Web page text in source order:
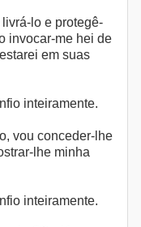
lo e protegê-
invocar-me hei de
em suas
inteiramente.
vou conceder-lhe
lhe minha
inteiramente.